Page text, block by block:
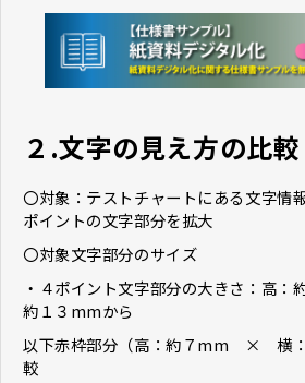
２.文字の見え方の比較
〇対象：テストチャートにある文字情
ポイントの文字部分を拡大
〇対象文字部分のサイズ
・４ポイント文字部分の大きさ：高
約１３mmから
以下赤枠部分（高：約７mm × 横
較